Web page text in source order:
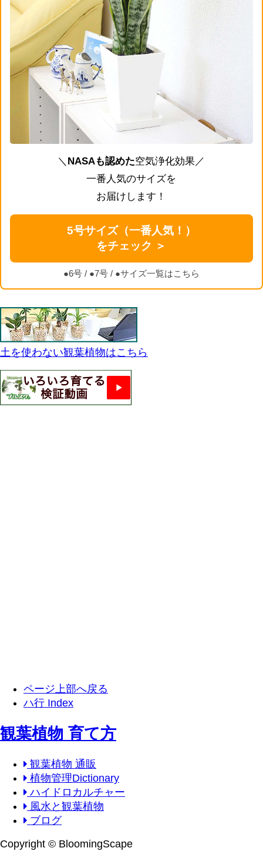
＼ NASAも認めた空気浄化効果／
一番人気のサイズを
お届けします！
5号サイズ（一番人気！）
をチェック ＞
●6号 / ●7号 / ●サイズ一覧はこちら
土を使わない観葉植物はこちら
ページ上部へ戻る
ハ行 Index
観葉植物 育て方
観葉植物 通販
植物管理Dictionary
ハイドロカルチャー
風水と観葉植物
ブログ
Copyright © BloomingScape